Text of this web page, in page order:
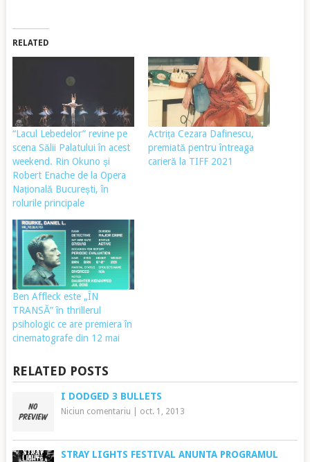
RELATED
“Lacul Lebedelor” revine pe
scena Sălii Palatului în acest
weekend. Rin Okuno și
Robert Enache de la Opera
Națională București, în
rolurile principale
Actrița Cezara Dafinescu,
premiată pentru întreaga
carieră la TIFF 2021
Ben Affleck este „ÎN
TRANSĂ” în thrillerul
psihologic ce are premiera în
cinematografe din 12 mai
RELATED POSTS
I DODGED 3 BULLETS
Niciun comentariu oct. 1, 2013
STRAY LIGHTS FESTIVAL ANUNTA PROGRAMUL